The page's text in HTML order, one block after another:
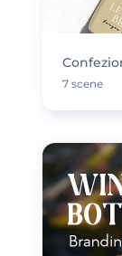
7 scene